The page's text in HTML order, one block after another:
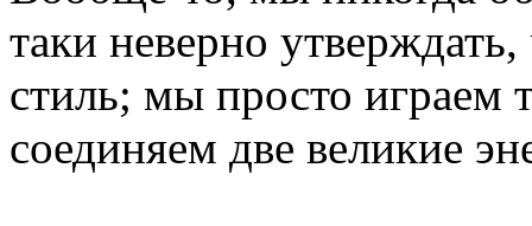
таки неверно
стиль; мы просто играем
соединяем две великие